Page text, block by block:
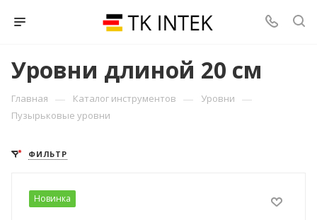
Уровни длиной 20 см
Главная — Каталог инструментов — Уровни —
Пузырьковые уровни
ФИЛЬТР
Новинка